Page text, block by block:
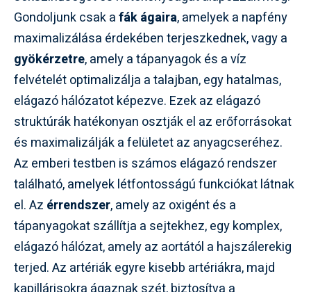
Gondoljunk csak afák ágaira, amelyek a napfény
maximalizálása érdekében terjeszkednek, vagy a
gyökérzetre, amely a tápanyagok és a víz
felvételét optimalizálja a talajban, egy hatalmas,
elágazó hálózatot képezve. Ezek az elágazó
struktúrák hatékonyan osztják el az erőforrásokat
és maximalizálják a felületet az anyagcseréhez.
Az emberi testben is számos elágazó rendszer
található, amelyek létfontosságú funkciókat látnak
el. Az érrendszer, amely az oxigént és a
tápanyagokat szállítja a sejtekhez, egy komplex,
elágazó hálózat, amely az aortától a hajszálerekig
terjed. Az artériák egyre kisebb artériákra, majd